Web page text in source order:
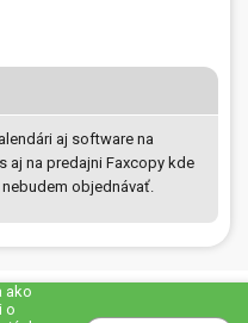
aj software na
aj na predajni Faxcopy kde
objednávať.
ako
o